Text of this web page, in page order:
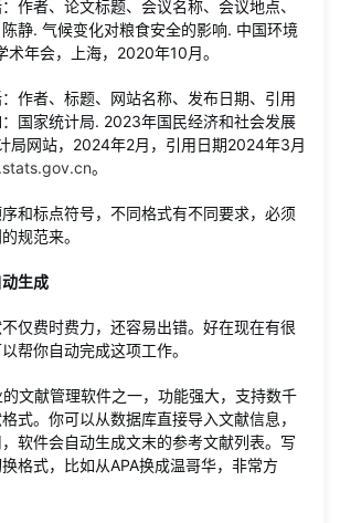
作者、论文标题、会议名称、会议地点、
静. 气候变化对粮食安全的影响. 中国环境
年会，上海，2020年10月。
作者、标题、网站名称、发布日期、引用
国家统计局. 2023年国民经济和社会发展
局网站，2024年2月，引用日期2024年3月
。
和标点符号，不同格式有不同要求，必须
规范来。
生成
仅费时费力，还容易出错。好在现在有很
帮你自动完成这项工作。
文献管理软件之一，功能强大，支持数千
式。你可以从数据库直接导入文献信息，
软件会自动生成文末的参考文献列表。写
格式，比如从APA换成温哥华，非常方